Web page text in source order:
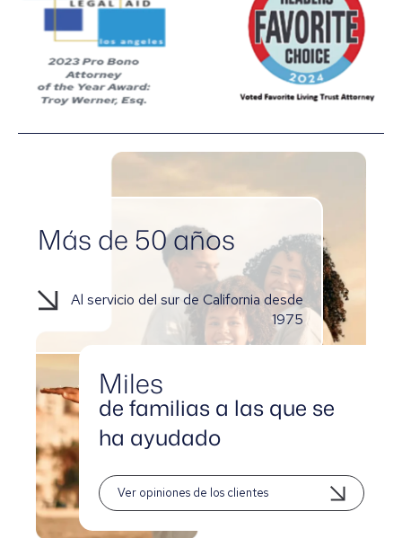
Más de 50 años
Al servicio del sur de California desde
1975
Miles
de familias a las que se
ha ayudado
Ver opiniones de los clientes